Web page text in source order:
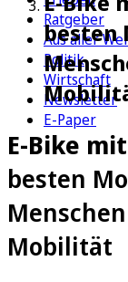
Ratgeber
Aus aller
Politik
Wirtschaft
Newsletter
E-Paper
besten
E-Bike
besten
Mobilität